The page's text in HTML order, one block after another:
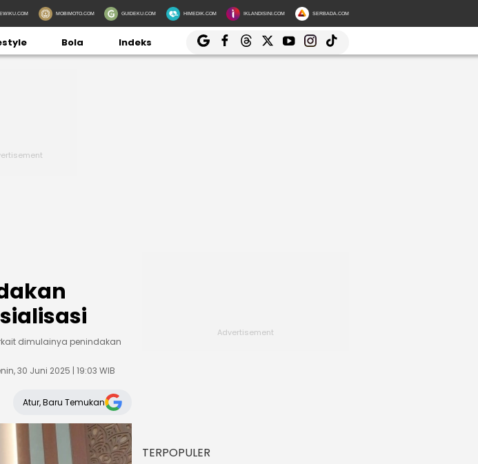
MOBIMOTO.COM GUIDEKU.COM HIMEDIK.COM IKLANDISINI.COM SERBADA.COM
Bola Indeks
dimulainya penindakan
30 Juni 2025 | 19:03 WIB
Atur, Baru Temukan
TERPOPULER